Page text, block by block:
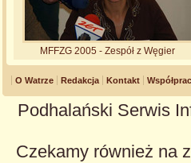
MFFZG 2005 - Zespół z Węgier
O Watrze Redakcja Kontakt
Podhalański Serwis
Czekamy również na